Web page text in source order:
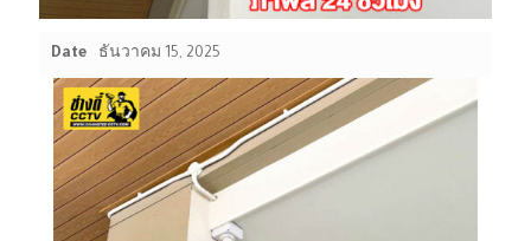
Date ธันวาคม 15, 2025